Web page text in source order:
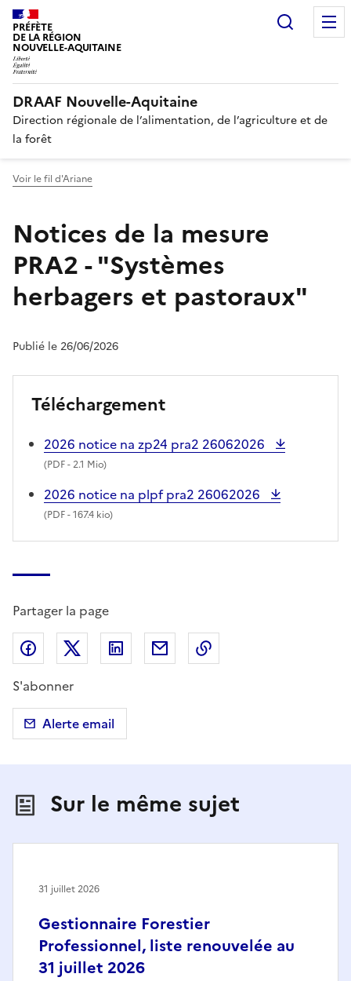
PRÉFÈTE
DE LA RÉGION
NOUVELLE-AQUITAINE
DRAAF Nouvelle-Aquitaine
Direction régionale de l’alimentation, de l’agriculture et de
la forêt
Voir le fil d'Ariane
Notices de la mesure
PRA2 - "Systèmes
herbagers et pastoraux"
Publié le 26/06/2026
Téléchargement
2026 notice na zp24 pra2 26062026
(PDF- 2.1 Mio)
2026 notice na plpf pra2 26062026
(PDF- 167.4 kio)
Partager la page
Partager sur Facebook
Partager sur X (anciennement Twitter)
Partager sur LinkedIn
Partager par email
S'abonner
Alerte email
Sur le même sujet
Gestionnaire Forestier
Professionnel, liste renouvelée au
31 juillet 2026
31 juillet 2026